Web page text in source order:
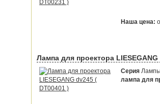
Наша цена:
Лампа для проектора
Серия
лампа для